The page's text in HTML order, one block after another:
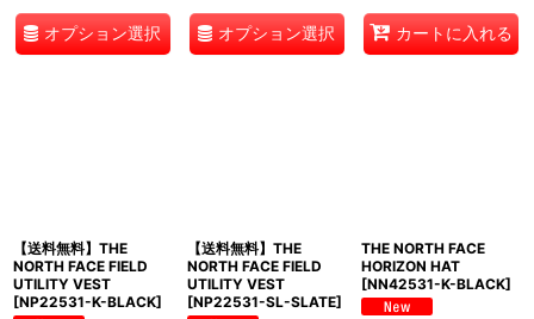
オプション選択 オプション選択 カートに入れる
【送料無料】THE
NORTH FACE FIELD
UTILITY VEST
[NP22531-K-BLACK]
【送料無料】THE
NORTH FACE FIELD
UTILITY VEST
[NP22531-SL-SLATE]
THE NORTH FACE
HORIZON HAT
[NN42531-K-BLACK]